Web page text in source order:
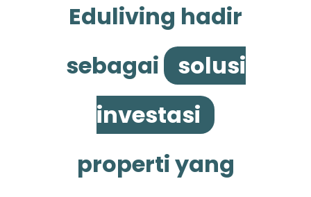
Eduliving hadir
sebagai
solusi
investasi
properti yang